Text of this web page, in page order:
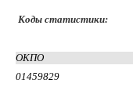
Коды статистики:
ОКПО
01459829